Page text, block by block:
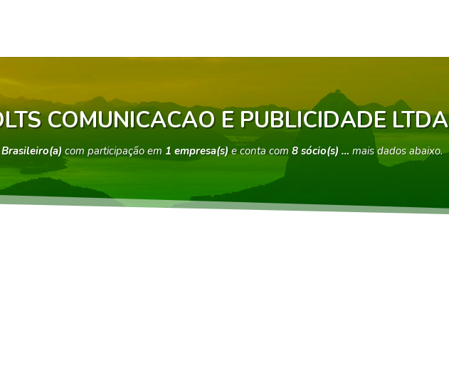
COMUNICACAO E PUBLICIDADE LTDA
Brasileiro(a)com participação em 1 empresa(s)e conta com 8 sócio(s) …mais dados abaixo.